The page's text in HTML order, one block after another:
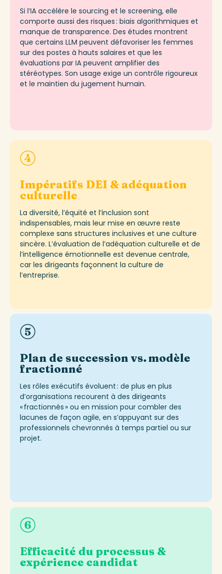
Si l’IA accélère le sourcing et le screening, elle
comporte aussi des risques : biais algorithmiques et
manque de transparence. Des études montrent
que certains LLM peuvent défavoriser les femmes
sur des postes à hauts salaires et que les
évaluations par IA peuvent amplifier des
stéréotypes. Son usage exige un contrôle rigoureux
et le maintien du jugement humain.
Impératifs DEI & adéquation
culturelle
La diversité, l’équité et l’inclusion sont
indispensables, mais leur mise en œuvre reste
complexe sans structures inclusives et une culture
sincère. L’évaluation de l’adéquation culturelle et de
l’intelligence émotionnelle est devenue centrale,
car les dirigeants façonnent la culture de
l’entreprise.
Plan de succession vs.modèle
fractionné
Les rôles exécutifs évoluent : de plus en plus
d’organisations recourent à des dirigeants
« fractionnés » ou en mission pour combler des
lacunes de façon agile, en s’appuyant sur des
professionnels chevronnés à temps partiel ou sur
projet.
Efficacité du processus &
expérience candidat